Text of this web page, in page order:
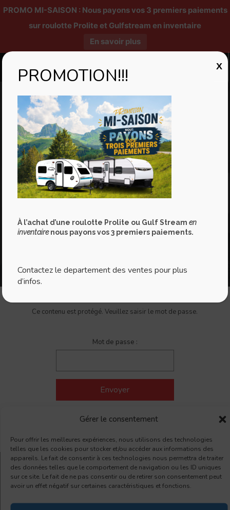
PROMO MI-SAISON : Nous payons vos 3 premiers paiements
sur roulotte Prolite et Gulfstream en inventaire
En savoir plus
Gérer le consentement
Pour offrir les meilleures expériences, nous utilisons des technologies
telles que les cookies pour stocker et/ou accéder aux informations des
appareils. Le fait de consentir à ces technologies nous permettra de traiter
des données telles que le comportement de navigation ou les ID uniques
sur ce site. Le fait de ne pas consentir ou de retirer son consentement peut
avoir un effet négatif sur certaines caractéristiques et fonctions.
Modèle Prolite
Supreme
Ce contenu est protégé. Veuillez saisir le mot de passe.
Mot de passe :
PROMOTION!!!
À l’achat d’une roulotte Prolite ou Gulf Streamen
inventairenous payons vos 3 premiers paiements.
Contactez le departement des ventes pour plus
d’infos.
X